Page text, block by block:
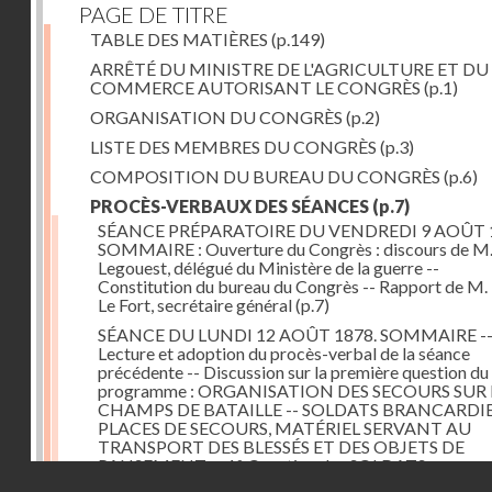
PAGE DE TITRE
TABLE DES MATIÈRES (p.149)
ARRÊTÉ DU MINISTRE DE L'AGRICULTURE ET DU
COMMERCE AUTORISANT LE CONGRÈS (p.1)
ORGANISATION DU CONGRÈS (p.2)
LISTE DES MEMBRES DU CONGRÈS (p.3)
COMPOSITION DU BUREAU DU CONGRÈS (p.6)
PROCÈS-VERBAUX DES SÉANCES (p.7)
SÉANCE PRÉPARATOIRE DU VENDREDI 9 AOÛT
SOMMAIRE : Ouverture du Congrès : discours de
Legouest, délégué du Ministère de la guerre --
Constitution du bureau du Congrès -- Rapport de M.
Le Fort, secrétaire général(p.7)
SÉANCE DU LUNDI 12 AOÛT 1878. SOMMAIRE --
Lecture et adoption du procès-verbal de la séance
précédente -- Discussion sur la première question du
programme : ORGANISATION DES SECOURS SUR
CHAMPS DE BATAILLE -- SOLDATS
PLACES DE SECOURS, MATÉRIEL SERVANT AU
TRANSPORT DES BLESSÉS ET DES OBJETS DE
PANSEMENT -- 1° Question des SOLDATS